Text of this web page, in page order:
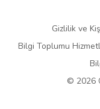
Gizlilik ve
Bilgi Toplumu
© 2026